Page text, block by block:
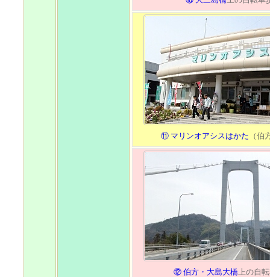
⑪ マリンオアシスはかた （伯
⑫ 伯方・大島大橋 上の自